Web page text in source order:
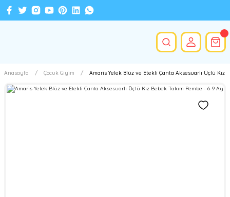
Anasayfa Çocuk Giyim Amaris Yelek Blüz ve Etekli Çanta Aksesuarlı Üçlü Kız